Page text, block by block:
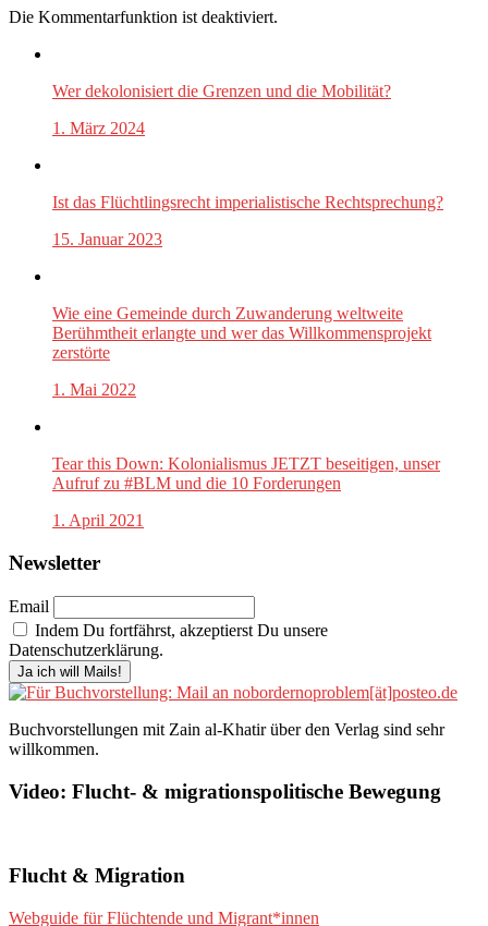
Die Kommentarfunktion ist deaktiviert.
Wer dekolonisiert die Grenzen und die Mobilität?
1. März 2024
Ist das Flüchtlingsrecht imperialistische Rechtsprechung?
15. Januar 2023
Wie eine Gemeinde durch Zuwanderung weltweite
Berühmtheit erlangte und wer das Willkommensprojekt
zerstörte
1. Mai 2022
Tear this Down: Kolonialismus JETZT beseitigen, unser
Aufruf zu #BLM und die 10 Forderungen
1. April 2021
Newsletter
Email
Indem Du fortfährst, akzeptierst Du unsere
Datenschutzerklärung.
Buchvorstellungen mit Zain al-Khatir über den Verlag sind sehr
willkommen.
Video: Flucht- & migrationspolitische Bewegung
Flucht & Migration
Webguide für Flüchtende und Migrant*innen